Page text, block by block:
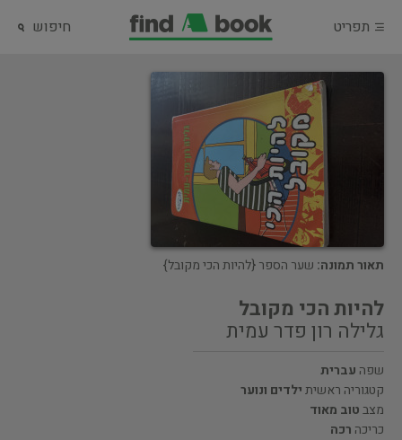
תפריט חיפוש
תאור תמונה: שער הספר {להיות הכי מקובל}
להיות הכי מקובל
גלילה רון פדר עמית
שפה עברית
קטגוריה ראשיתילדים ונוער
מצבטוב מאוד
כריכה רכה